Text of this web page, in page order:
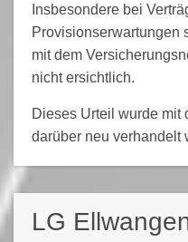
Insbesondere bei
Provisionserwartungen
mit dem
nicht ersichtlich.
Dieses Urteil wurde mit
darüber neu verhandelt
LG